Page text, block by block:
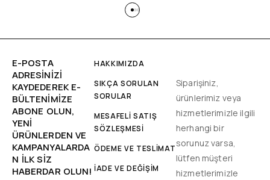
E-POSTA
ADRESINIZI
KAYDEDEREK E-
BÜLTENIMIZE
ABONE OLUN,
YENİ
ÜRÜNLERDEN VE
KAMPANYALARDA
N ILK SIZ
HABERDAR OLUN!
HAKKIMIZDA
SIKÇA SORULAN
SORULAR
MESAFELİ SATIŞ
SÖZLEŞMESİ
ÖDEME VE TESLİMAT
İADE VE DEĞİŞİM
Siparişiniz,
ürünlerimiz veya
hizmetlerimizle ilgili
herhangi bir
sorunuz varsa,
lütfen müşteri
hizmetlerimizle